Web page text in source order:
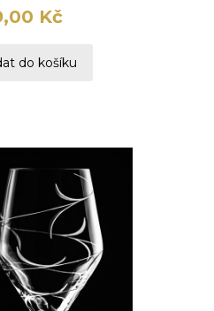
Kč
do košíku